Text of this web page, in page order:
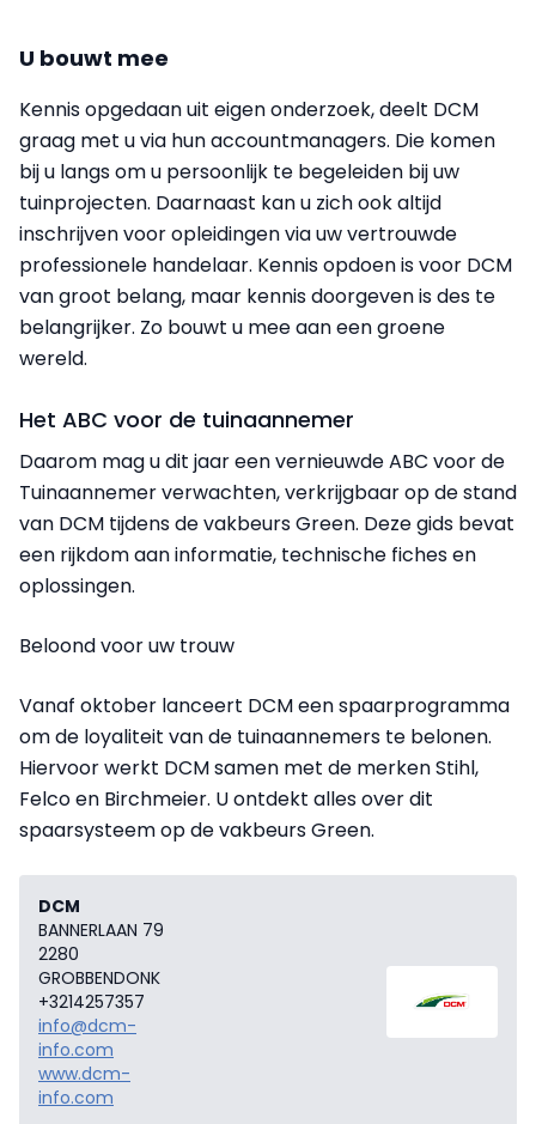
U bouwt mee
Kennis opgedaan uit eigen onderzoek, deelt DCM
graag met u via hun accountmanagers. Die komen
bij u langs om u persoonlijk te begeleiden bij uw
tuinprojecten. Daarnaast kan u zich ook altijd
inschrijven voor opleidingen via uw vertrouwde
professionele handelaar. Kennis opdoen is voor DCM
van groot belang, maar kennis doorgeven is des te
belangrijker. Zo bouwt u mee aan een groene
wereld.
Het ABC voor de tuinaannemer
Daarom mag u dit jaar een vernieuwde ABC voor de
Tuinaannemer verwachten, verkrijgbaar op de stand
van DCM tijdens de vakbeurs Green. Deze gids bevat
een rijkdom aan informatie, technische fiches en
oplossingen.
Beloond voor uw trouw
Vanaf oktober lanceert DCM een spaarprogramma
om de loyaliteit van de tuinaannemers te belonen.
Hiervoor werkt DCM samen met de merken Stihl,
Felco en Birchmeier. U ontdekt alles over dit
spaarsysteem op de vakbeurs Green.
DCM
BANNERLAAN 79
2280
GROBBENDONK
+3214257357
info@dcm-
info.com
www.dcm-
info.com